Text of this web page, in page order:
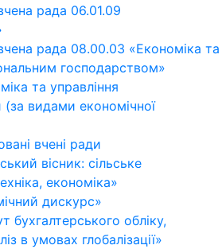
рада 06.01.09
рада 08.00.03 «Економіка та
господарством»
та управління
видами економічної
вчені ради
вісник: сільське
економіка»
дискурс»
бухгалтерського обліку,
в умовах глобалізації»